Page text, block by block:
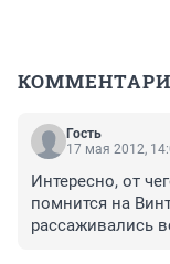
Гость
17 мая 2012,
Интересно, от
помнится на
рассаживались